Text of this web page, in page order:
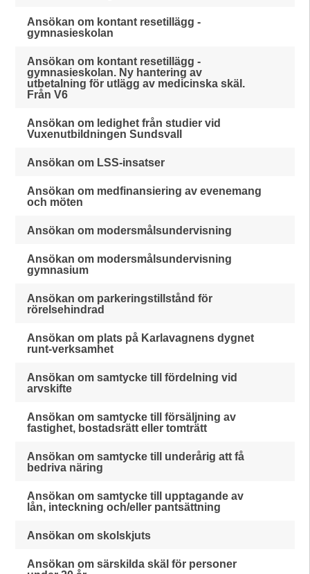
Ansökan om kontant resetillägg -
gymnasieskolan
Ansökan om kontant resetillägg -
gymnasieskolan. Ny hantering av
utbetalning för utlägg av medicinska skäl.
Från V6
Ansökan om ledighet från studier vid
Vuxenutbildningen Sundsvall
Ansökan om LSS-insatser
Ansökan om medfinansiering av evenemang
och möten
Ansökan om modersmålsundervisning
Ansökan om modersmålsundervisning
gymnasium
Ansökan om parkeringstillstånd för
rörelsehindrad
Ansökan om plats på Karlavagnens dygnet
runt-verksamhet
Ansökan om samtycke till fördelning vid
arvskifte
Ansökan om samtycke till försäljning av
fastighet, bostadsrätt eller tomträtt
Ansökan om samtycke till underårig att få
bedriva näring
Ansökan om samtycke till upptagande av
lån, inteckning och/eller pantsättning
Ansökan om skolskjuts
Ansökan om särskilda skäl för personer